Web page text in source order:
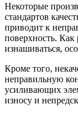
Некоторые
стандартов
приводит к
поверхность. Как
изнашиваться,
Кроме того,
неправильную
усиливающих
износу и